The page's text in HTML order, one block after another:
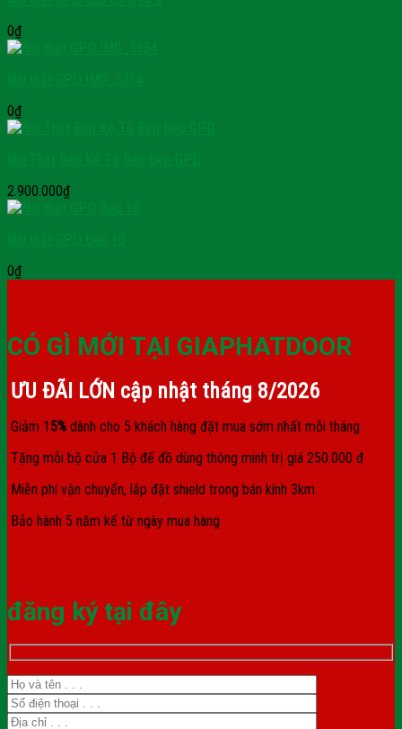
0₫
0₫
2.900.000₫
0₫
CÓ GÌ MỚI TẠI GIAPHATDOOR
ƯU ĐÃI LỚN cập nhật tháng 8/2026
Giảm 1 5% dành cho 5 khách hàng đặt mua sớm nhất mỗi tháng
Tặng mỗi bộ cửa 1 Bộ để đồ dùng thông minh trị giá 250.000 đ
Miễn phí vận chuyển, lắp đặt shield trong bán kính 3km
Bảo hành 5 năm kể từ ngày mua hàng
đăng ký tại đây